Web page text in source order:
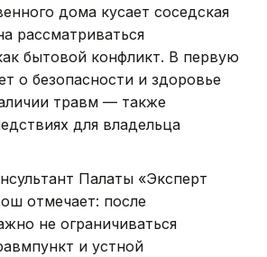
дома кусает соседская
рассматриваться
бытовой конфликт. В первую
о безопасности и здоровье
травм — также
для владельца
Палаты «Эксперт
отмечает: после
не ограничиваться
и устной